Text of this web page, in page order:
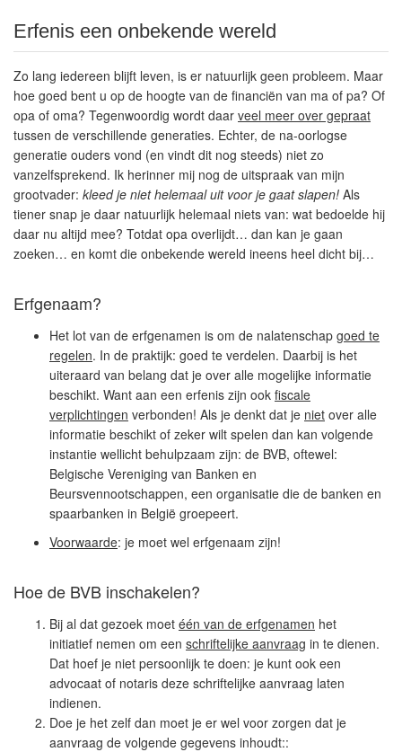
Erfenis een onbekende wereld
Zo lang iedereen blijft leven, is er natuurlijk geen probleem. Maar
hoe goed bent u op de hoogte van de financiën van ma of pa? Of
opa of oma? Tegenwoordig wordt daar veel meer over gepraat
tussen de verschillende generaties. Echter, de na-oorlogse
generatie ouders vond (en vindt dit nog steeds) niet zo
vanzelfsprekend. Ik herinner mij nog de uitspraak van mijn
grootvader: kleed je niet helemaal uit voor je gaat slapen! Als
tiener snap je daar natuurlijk helemaal niets van: wat bedoelde hij
daar nu altijd mee? Totdat opa overlijdt… dan kan je gaan
zoeken… en komt die onbekende wereld ineens heel dicht bij…
Erfgenaam?
Het lot van de erfgenamen is om de nalatenschap goed te
regelen. In de praktijk: goed te verdelen. Daarbij is het
uiteraard van belang dat je over alle mogelijke informatie
beschikt. Want aan een erfenis zijn ook fiscale
verplichtingen verbonden! Als je denkt dat je niet over alle
informatie beschikt of zeker wilt spelen dan kan volgende
instantie wellicht behulpzaam zijn: de BVB, oftewel:
Belgische Vereniging van Banken en
Beursvennootschappen, een organisatie die de banken en
spaarbanken in België groepeert.
Voorwaarde: je moet wel erfgenaam zijn!
Hoe de BVB inschakelen?
Bij al dat gezoek moet één van de erfgenamen het
initiatief nemen om een schriftelijke aanvraag in te dienen.
Dat hoef je niet persoonlijk te doen: je kunt ook een
advocaat of notaris deze schriftelijke aanvraag laten
indienen.
Doe je het zelf dan moet je er wel voor zorgen dat je
aanvraag de volgende gegevens inhoudt::